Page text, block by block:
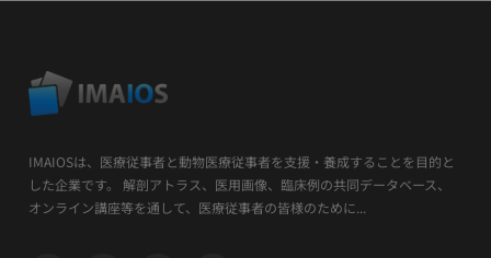
IMAIOSは、医療従事者と動物医療従事者を支援・養成することを目的と
した企業です。 解剖アトラス、医用画像、臨床例の共同データベース、
オンライン講座等を通して、医療従事者の皆様のために...